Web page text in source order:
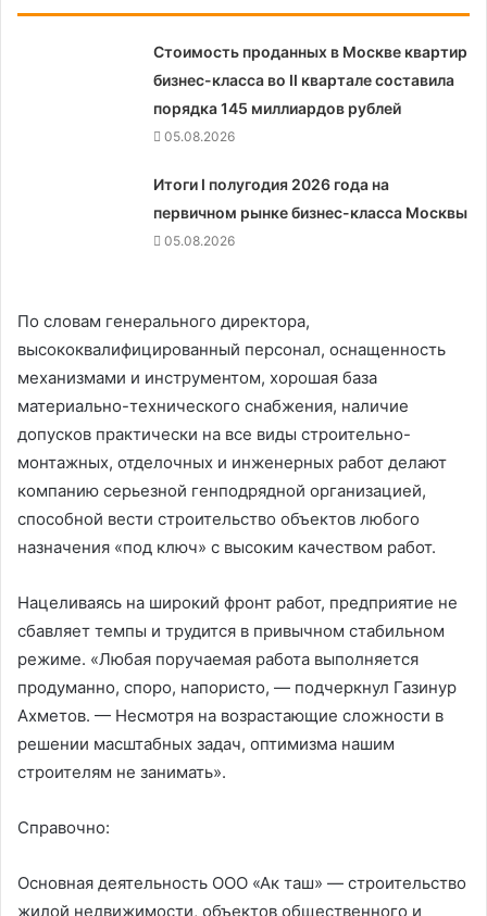
Стоимость проданных в Москве квартир
бизнес-класса во II квартале составила
порядка 145 миллиардов рублей
05.08.2026
Итоги I полугодия 2026 года на
первичном рынке бизнес-класса Москвы
05.08.2026
По словам генерального директора,
высококвалифицированный персонал, оснащенность
механизмами и инструментом, хорошая база
материально-технического снабжения, наличие
допусков практически на все виды строительно-
монтажных, отделочных и инженерных работ делают
компанию серьезной генподрядной организацией,
способной вести строительство объектов любого
назначения «под ключ» с высоким качеством работ.
Нацеливаясь на широкий фронт работ, предприятие не
сбавляет темпы и трудится в привычном стабильном
режиме. «Любая поручаемая работа выполняется
продуманно, споро, напористо, — подчеркнул Газинур
Ахметов. — Несмотря на возрастающие сложности в
решении масштабных задач, оптимизма нашим
строителям не занимать».
Справочно:
Основная деятельность ООО «Ак таш» — строительство
жилой недвижимости, объектов общественного и